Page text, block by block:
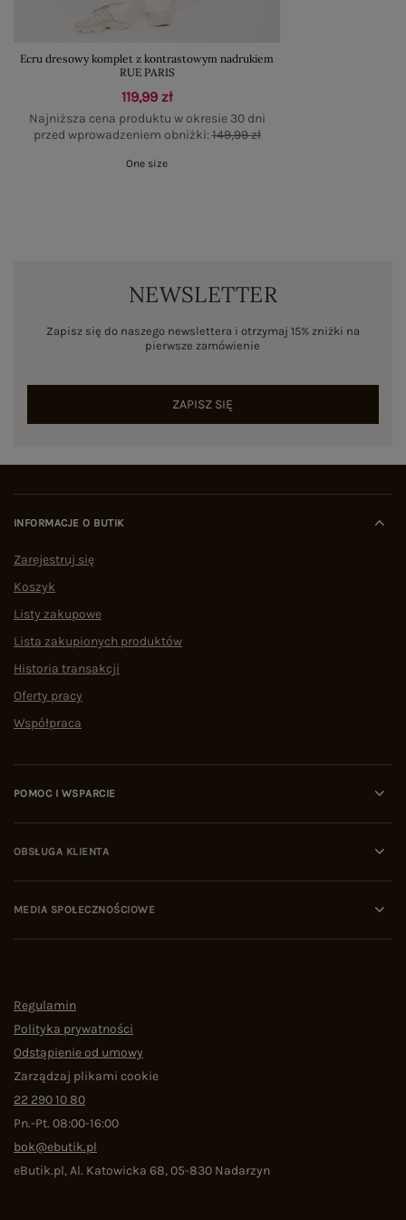
Ecru dresowy komplet z kontrastowym nadrukiem
RUE PARIS
119,99 zł
Najniższa cena produktu w okresie 30 dni
przed wprowadzeniem obniżki:149,99 zł
One size
NEWSLETTER
Zapisz się do naszego newslettera i otrzymaj 15% zniżki na
pierwsze zamówienie
ZAPISZ SIĘ
INFORMACJE O BUTIK
Zarejestruj się
Koszyk
Listy zakupowe
Lista zakupionych produktów
Historia transakcji
Oferty pracy
Współpraca
POMOC I WSPARCIE
OBSŁUGA KLIENTA
MEDIA SPOŁECZNOŚCIOWE
Regulamin
Polityka prywatności
Odstąpienie od umowy
Zarządzaj plikami cookie
22 290 10 80
Pn.-Pt. 08:00-16:00
bok@ebutik.pl
eButik.pl,Al. Katowicka 68,05-830 Nadarzyn